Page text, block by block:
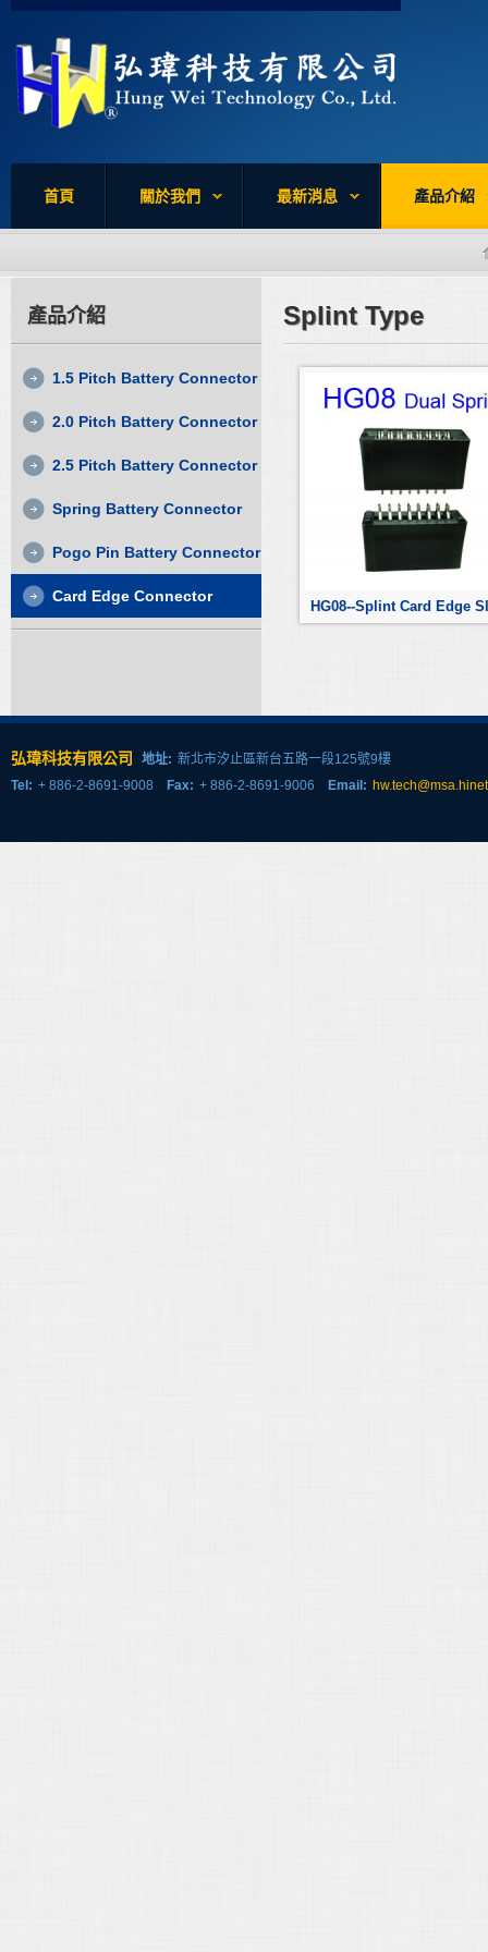
首頁 關於我們 最新消息 產品介紹
產品介紹
1.5 Pitch Battery Connector
2.0 Pitch Battery Connector
2.5 Pitch Battery Connector
Spring Battery Connector
Pogo Pin Battery Connector
Card Edge Connector
Splint Type
HG08--Splint Card Edge
弘瑋科技有限公司 地址: 新北市汐止區新台五路一段125號9樓
Tel: + 886-2-8691-9008 Fax: + 886-2-8691-9006 Email: